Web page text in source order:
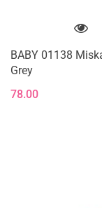
BABY 01138
Grey
78.00